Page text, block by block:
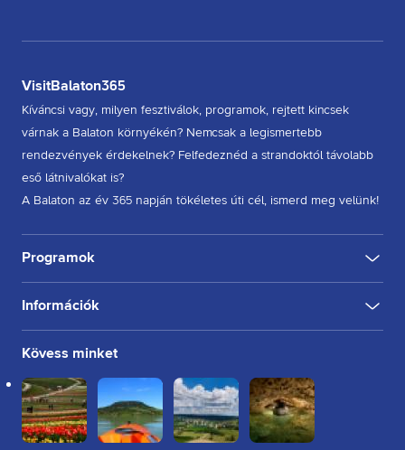
VisitBalaton365
Kíváncsi vagy, milyen fesztiválok, programok, rejtett kincsek
várnak a Balaton környékén? Nemcsak a legismertebb
rendezvények érdekelnek? Felfedeznéd a strandoktól távolabb
eső látnivalókat is?
A Balaton az év 365 napján tökéletes úti cél, ismerd meg velünk!
Programok
KULTÚRA FESZTIVÁL
TÚRA, SÉTA
KERÉKPÁROZÁS
Információk
Rólunk
Kapcsolat
Partnereink
Felhasználási feltételek
Adatkezelési tájékoztató
Kövess minket